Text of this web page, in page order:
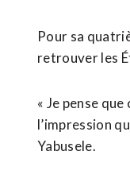
Pour sa
retrouver les
« Je pense
l’impression
Yabusele.